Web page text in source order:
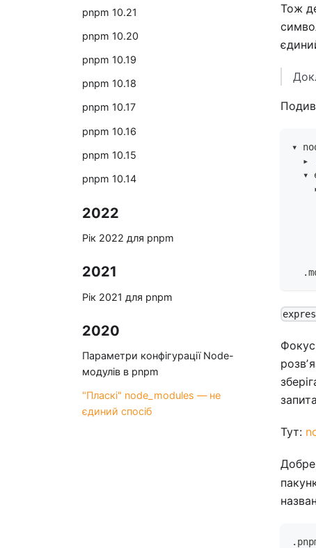
pnpm 10.21
pnpm 10.20
pnpm 10.19
pnpm 10.18
pnpm 10.17
pnpm 10.16
pnpm 10.15
pnpm 10.14
2022
Рік 2022 для pnpm
2021
Рік 2021 для pnpm
2020
Параметри конфігурації Node-
модулів в pnpm
"Пласкі" node_modules — не
єдиний спосіб
Тож
▾
▸
▾
Тут: